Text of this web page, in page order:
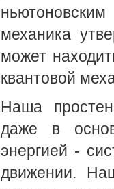
механика
может
квантовой
Наша
даже в
энергией -
движении.